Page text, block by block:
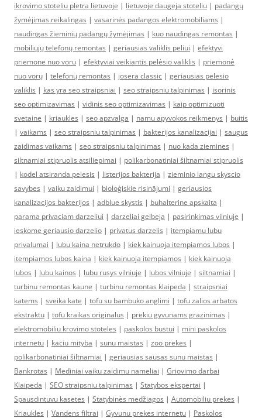
ikrovimo stoteliu pletra lietuvoje | lietuvoje daugeja stoteliu | padangų
žymėjimas reikalingas | vasarinės padangos elektromobiliams |
naudingas žieminių padangų žymėjimas | kuo naudingas remontas |
mobiliųjų telefonų remontas | geriausias valiklis peliui | efektyvi
priemone nuo voru | efektyviai veikiantis pelėsio valiklis | priemonė
nuo vorų | telefonų remontas | josera classic | geriausias pelesio
valiklis | kas yra seo straipsniai | seo straipsniu talpinimas | isorinis
seo optimizavimas | vidinis seo optimizavimas | kaip optimizuoti
svetaine | kriaukles | seo apzvalga | namu apyvokos reikmenys | buitis
| vaikams | seo straipsniu talpinimas | bakterijos kanalizacijai | saugus
zaidimas vaikams | seo straipsniu talpinimas | nuo kada ziemines |
siltnamiai stipruolis atsiliepimai | polikarbonatiniai šiltnamiai stipruolis
| kodel atsiranda pelesis | listerijos bakterija | zieminio langu skyscio
savybes | vaiku zaidimui | bioloģiskie risinājumi | geriausios
kanalizacijos bakterijos | adblue skystis | buhalterine apskaita |
parama privaciam darzeliui | darzeliai gelbeja | pasirinkimas vilniuje |
ieskome geriausio darzelio | privatus darzelis | itempiamu lubu
privalumai | lubu kaina netrukdo | kiek kainuoja itempiamos lubos |
itempiamos lubos kaina | kiek kainuoja itempiamos | kiek kainuoja
lubos | lubu kainos | lubu rusys vilniuje | lubos vilniuje | siltnamiai |
turbinu remontas kaune | turbinu remontas klaipeda | straipsniai
katems | sveika kate | tofu su bambuko anglimi | tofu zalios arbatos
ekstraktu | tofu kraikas originalus | prekiu gyvunams grazinimas |
elektromobiliu krovimo stoteles | paskolos bustui | mini paskolos
internetu | kaciu mityba | sunu maistas | zoo prekes |
polikarbonatiniai šiltnamiai | geriausias sausas sunu maistas |
Bankrotas | Mediniai vaiku zaidimu nameliai | Griovimo darbai
Klaipeda | SEO straipsniu talpinimas | Statybos ekspertai |
Spausdintuvu kasetes | Statybinės medžiagos | Automobiliu prekes |
Kriaukles | Vandens filtrai | Gyvunu prekes internetu | Paskolos